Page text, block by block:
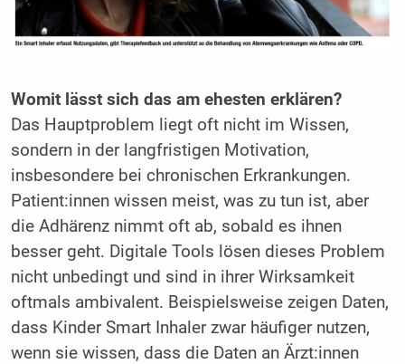
Womit lässt sich das am ehesten erklären?
Das Hauptproblem liegt oft nicht im Wissen,
sondern in der langfristigen Motivation,
insbesondere bei chronischen Erkrankungen.
Patient:innen wissen meist, was zu tun ist, aber
die Adhärenz nimmt oft ab, sobald es ihnen
besser geht. Digitale Tools lösen dieses Problem
nicht unbedingt und sind in ihrer Wirksamkeit
oftmals ambivalent. Beispielsweise zeigen Daten,
dass Kinder Smart Inhaler zwar häufiger nutzen,
wenn sie wissen, dass die Daten an Ärzt:innen